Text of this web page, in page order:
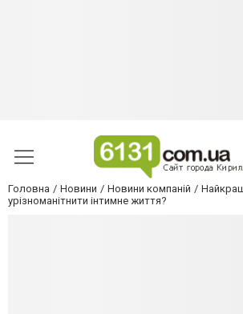
Головна Новини Новини компаній
урізноманітнити інтимне життя?